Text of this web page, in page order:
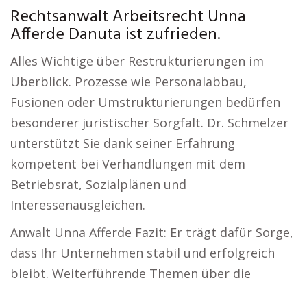
Rechtsanwalt Arbeitsrecht Unna
Afferde Danuta ist zufrieden.
Alles Wichtige über Restrukturierungen im
Überblick. Prozesse wie Personalabbau,
Fusionen oder Umstrukturierungen bedürfen
besonderer juristischer Sorgfalt. Dr. Schmelzer
unterstützt Sie dank seiner Erfahrung
kompetent bei Verhandlungen mit dem
Betriebsrat, Sozialplänen und
Interessenausgleichen.
Anwalt Unna Afferde Fazit: Er trägt dafür Sorge,
dass Ihr Unternehmen stabil und erfolgreich
bleibt. Weiterführende Themen über die